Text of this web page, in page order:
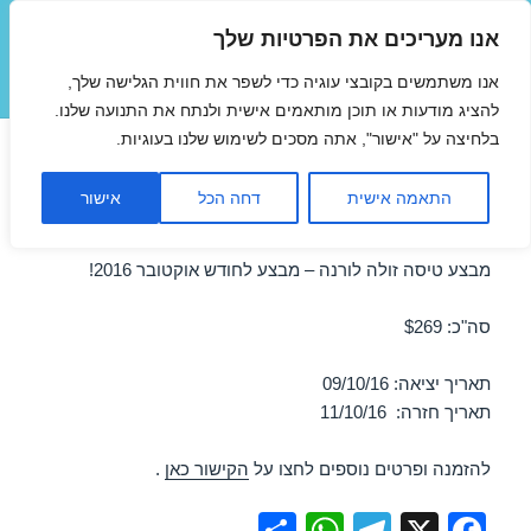
אנו מעריכים את הפרטיות שלך
אנו משתמשים בקובצי עוגיה כדי לשפר את חווית הגלישה שלך,
להציג מודעות או תוכן מותאמים אישית ולנתח את התנועה שלנו.
בלחיצה על "אישור", אתה מסכים לשימוש שלנו בעוגיות.
התאמה אישית דחה הכל אישור
תפריטים
ווידג'טים
טיסות לורנה באוקטובר
09/10/2016
מבצע טיסה זולה לורנה – מבצע לחודש אוקטובר 2016!
סה"כ: $269
תאריך יציאה: 09/10/16
תאריך חזרה: 11/10/16
להזמנה ופרטים נוספים לחצו על הקישור כאן .